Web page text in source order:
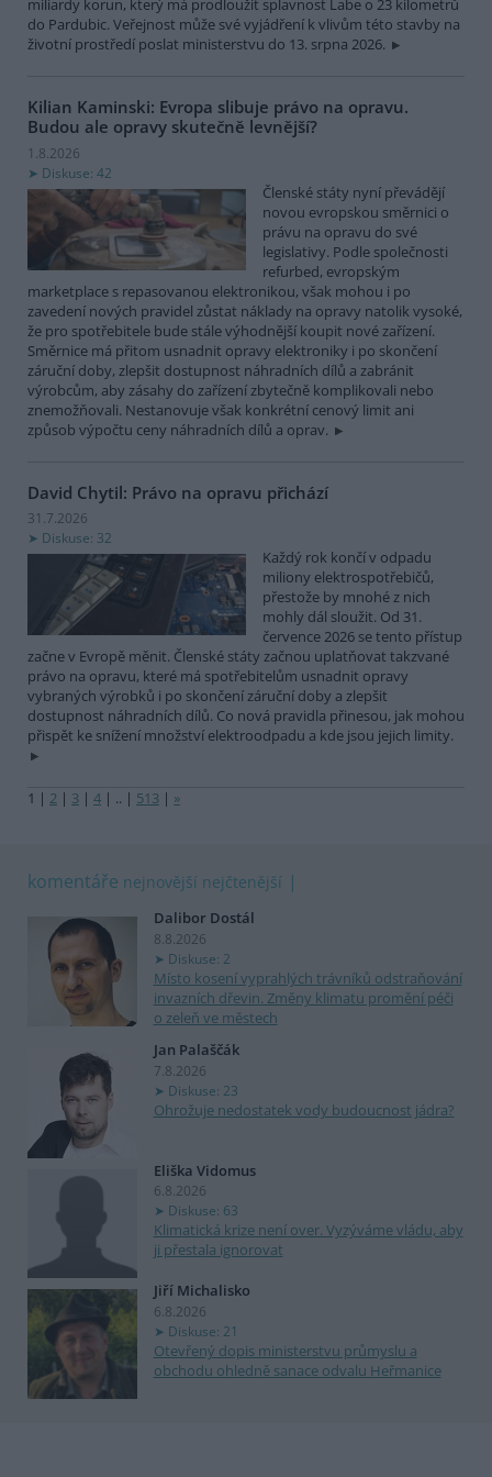
miliardy korun, který má prodloužit splavnost Labe o 23 kilometrů
do Pardubic. Veřejnost může své vyjádření k vlivům této stavby na
životní prostředí poslat ministerstvu do 13. srpna 2026.
Kilian Kaminski: Evropa slibuje právo na opravu.
Budou ale opravy skutečně levnější?
1.8.2026
Diskuse: 42
Členské státy nyní převádějí
novou evropskou směrnici o
právu na opravu do své
legislativy. Podle společnosti
refurbed, evropským
marketplace s repasovanou elektronikou, však mohou i po
zavedení nových pravidel zůstat náklady na opravy natolik vysoké,
že pro spotřebitele bude stále výhodnější koupit nové zařízení.
Směrnice má přitom usnadnit opravy elektroniky i po skončení
záruční doby, zlepšit dostupnost náhradních dílů a zabránit
výrobcům, aby zásahy do zařízení zbytečně komplikovali nebo
znemožňovali. Nestanovuje však konkrétní cenový limit ani
způsob výpočtu ceny náhradních dílů a oprav.
David Chytil: Právo na opravu přichází
31.7.2026
Diskuse: 32
Každý rok končí v odpadu
miliony elektrospotřebičů,
přestože by mnohé z nich
mohly dál sloužit. Od 31.
července 2026 se tento přístup
začne v Evropě měnit. Členské státy začnou uplatňovat takzvané
právo na opravu, které má spotřebitelům usnadnit opravy
vybraných výrobků i po skončení záruční doby a zlepšit
dostupnost náhradních dílů. Co nová pravidla přinesou, jak mohou
přispět ke snížení množství elektroodpadu a kde jsou jejich limity.
1 | 2 | 3 | 4 | .. | 513 | »
komentáře nejnovější nejčtenější
Dalibor Dostál
8.8.2026
Diskuse: 2
Místo kosení vyprahlých trávníků odstraňování
invazních dřevin. Změny klimatu promění péči
o zeleň ve městech
Jan Palaščák
7.8.2026
Diskuse: 23
Ohrožuje nedostatek vody budoucnost jádra?
Eliška Vidomus
6.8.2026
Diskuse: 63
Klimatická krize není over. Vyzýváme vládu, aby
ji přestala ignorovat
Jiří Michalisko
6.8.2026
Diskuse: 21
Otevřený dopis ministerstvu průmyslu a
obchodu ohledně sanace odvalu Heřmanice